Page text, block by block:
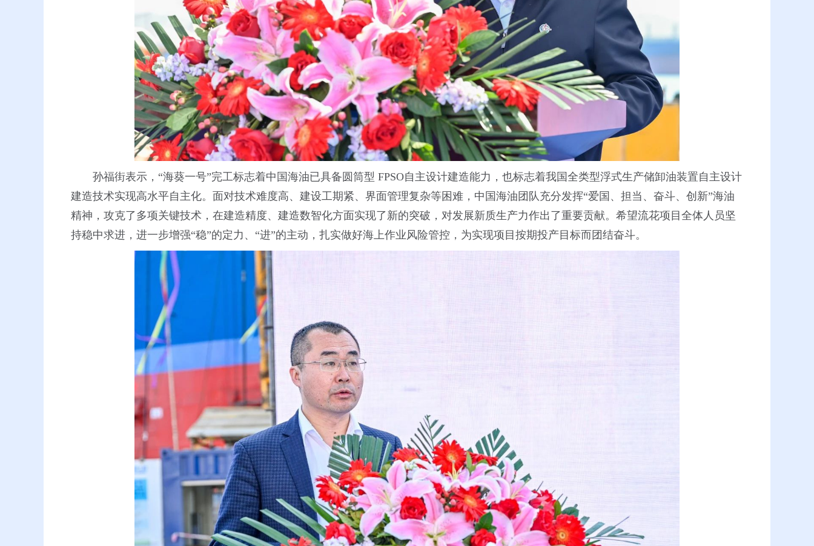
孙福街表示，“海葵一号”完工标志着中国海油已具备圆筒型 FPSO自主设计建造能力，也标志着我国全类型浮式生产储卸油装置自主设计
建造技术实现高水平自主化。面对技术难度高、建设工期紧、界面管理复杂等困难，中国海油团队充分发挥“爱国、担当、奋斗、创新”海油
精神，攻克了多项关键技术，在建造精度、建造数智化方面实现了新的突破，对发展新质生产力作出了重要贡献。希望流花项目全体人员坚
持稳中求进，进一步增强“稳”的定力、“进”的主动，扎实做好海上作业风险管控，为实现项目按期投产目标而团结奋斗。